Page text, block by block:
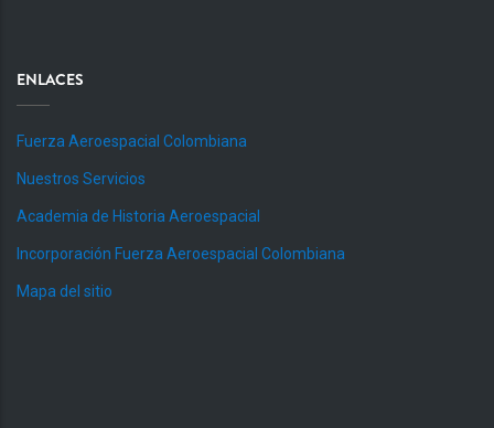
ENLACES
Fuerza Aeroespacial Colombiana
Nuestros Servicios
Academia de Historia Aeroespacial
Incorporación Fuerza Aeroespacial Colombiana
Mapa del sitio